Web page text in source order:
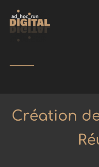
Création